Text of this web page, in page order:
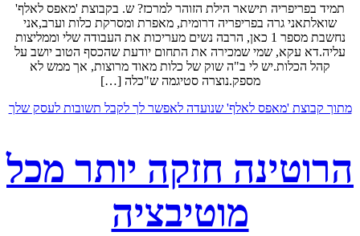
תמיד בפריפריה תישאר הילת הזוהר למרכז? ש. בקבוצת 'מאפס לאלף'
שואלתאני גרה בפריפריה דרומית, מאפרת ומסרקת כלות וערב,אני
נחשבת מספר 1 כאן, הרבה נשים מעריכות את העבודה שלי וממליצות
עליה.דא עקא, שמי שמכירה את התחום יודעת שהכסף הטוב יושב על
קהל הכלות.יש לי ב"ה שוק של כלות מאוד מרוצות, אך ממש לא
מספק.נוצרה סטיגמה ש"כלה […]
מתוך קבוצת 'מאפס לאלף' שנועדה לאפשר לך לקבל תשובות לעסק שלך
הרוטינה חזקה יותר מכל
מוטיבציה